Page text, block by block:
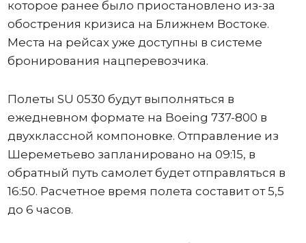
которое ранее было приостановлено из-за
обострения кризиса на Ближнем Востоке.
Места на рейсах уже доступны в системе
бронирования нацперевозчика.
Полеты SU 0530 будут выполняться в
ежедневном формате на Boeing 737-800 в
двухклассной компоновке. Отправление из
Шереметьево запланировано на 09:15, в
обратный путь самолет будет отправляться в
16:50. Расчетное время полета составит от 5,5
до 6 часов.